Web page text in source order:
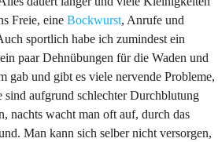
Freie, eine Bockwurst, Anrufe und
sportlich habe ich zumindest ein
paar Dehnübungen für die Waden und
gab und gibt es viele nervende Probleme,
aufgrund schlechter Durchblutung
nachts wacht man oft auf, durch das
Man kann sich selber nicht versorgen,